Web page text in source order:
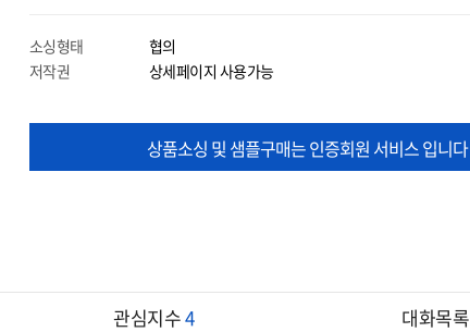
소싱형태
협의
저작권
상세페이지 사용가능
상품소싱 및 샘플구매는 인증회원 서비스 입니다
관심지수4 대화목록